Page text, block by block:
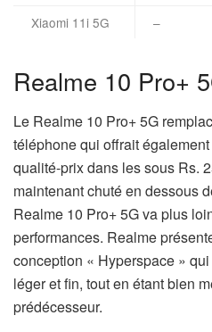
Xiaomi 11i 5G
–
Realme 10 Pro+
Le Realme 10 Pro+ 5G
téléphone qui offrait
qualité-prix dans les sous Rs.
maintenant chuté en dessous
Realme 10 Pro+ 5G va plus
performances. Realme
conception « Hyperspace »
léger et fin, tout en étant bien
prédécesseur.